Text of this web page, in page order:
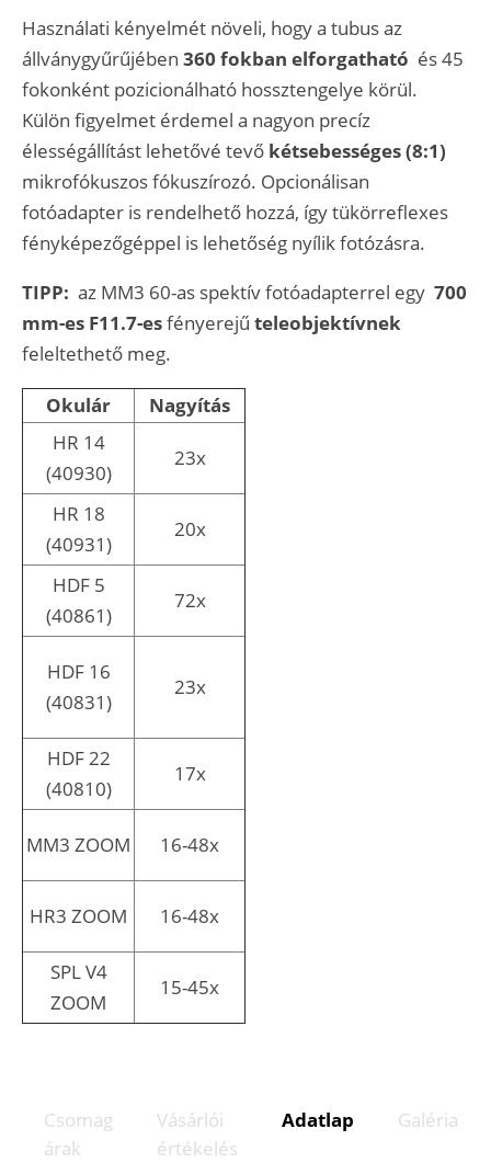
Használati kényelmét növeli, hogy a tubus az
állványgyűrűjében 360 fokban elforgatható és 45
fokonként pozicionálható hossztengelye körül.
Külön figyelmet érdemel a nagyon precíz
élességállítást lehetővé tevő kétsebességes (8:1)
mikrofókuszos fókuszírozó. Opcionálisan
fotóadapter is rendelhető hozzá, így tükörreflexes
fényképezőgéppel is lehetőség nyílik fotózásra.
TIPP: az MM3 60-as spektív fotóadapterrel egy 700
mm-es F11.7-esfényerejű teleobjektívnek
feleltethető meg.
Okulár
Nagyítás
HR 14
(40930)
23x
HR 18
(40931)
20x
HDF 5
(40861)
72x
HDF 16
(40831)
23x
HDF 22
(40810)
17x
MM3 ZOOM 16-48x
HR3 ZOOM 16-48x
SPL V4
ZOOM
15-45x
Csomag
árak
Vásárlói
értékelés
Adatlap Galéria